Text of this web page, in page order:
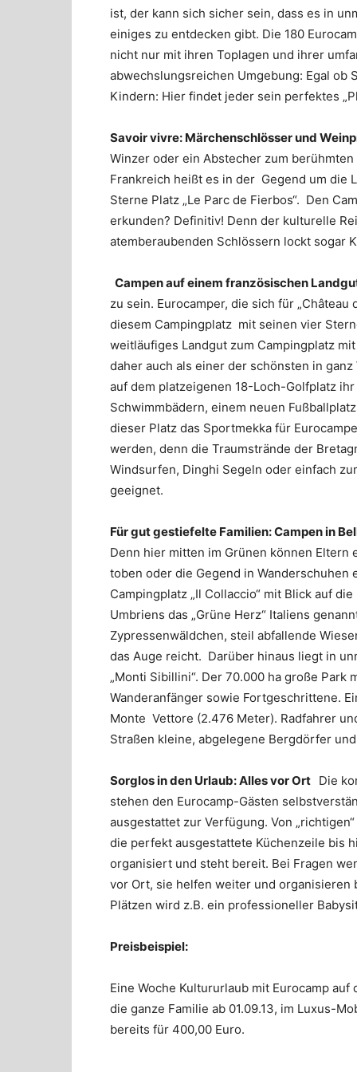
ist, der kann sich sicher sein, dass es in
einiges zu entdecken gibt. Die 180
nicht nur mit ihren Toplagen und ihrer
abwechslungsreichen Umgebung: Egal
Kindern: Hier findet jeder sein perfektes
Savoir vivre: Märchenschlösser und
Winzer oder ein Abstecher zum
Frankreich heißt es in der Gegend um die
Sterne Platz „Le Parc de Fierbos“. Den
erkunden? Definitiv! Denn der kulturelle
atemberaubenden Schlössern lockt sogar
Campen auf einem französischen
zu sein. Eurocamper, die sich für
diesem Campingplatz mit seinen vier
weitläufiges Landgut zum Campingplatz
daher auch als einer der schönsten in
auf dem platzeigenen 18-Loch-Golfplatz
Schwimmbädern, einem neuen
dieser Platz das Sportmekka für
werden, denn die Traumstrände der
Windsurfen, Dinghi Segeln oder einfach
geeignet.
Für gut gestiefelte Familien: Campen in
Denn hier mitten im Grünen können Eltern
toben oder die Gegend in
Campingplatz „Il Collaccio“ mit Blick auf
Umbriens das „Grüne Herz“ Italiens
Zypressenwäldchen, steil abfallende
das Auge reicht. Darüber hinaus liegt in
„Monti Sibillini“. Der 70.000 ha große
Wanderanfänger sowie Fortgeschrittene.
Monte Vettore (2.476 Meter). Radfahrer
Straßen kleine, abgelegene Bergdörfer
Sorglos in den Urlaub: Alles vor Ort Die
stehen den Eurocamp-Gästen
ausgestattet zur Verfügung. Von
die perfekt ausgestattete Küchenzeile bis
organisiert und steht bereit. Bei Fragen
vor Ort, sie helfen weiter und organisieren
Plätzen wird z.B. ein professioneller
Preisbeispiel:
Eine Woche Kultururlaub mit Eurocamp
die ganze Familie ab 01.09.13, im Luxus-
bereits für 400,00 Euro.